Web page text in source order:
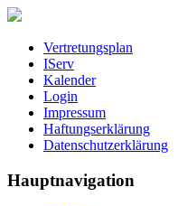
Vertretungsplan
IServ
Kalender
Login
Impressum
Haftungserklärung
Datenschutzerklärung
Hauptnavigation